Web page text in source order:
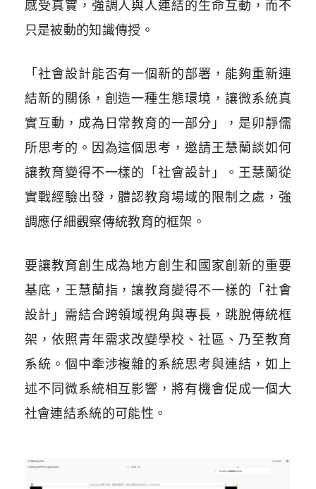
感受真實，強調人與人連結的生命互動，而不
只是被動的知識傳授 。
「社會設計能否有一個新的部署，能夠重新連
結新的關係，創造一種生態環境，讓微系統真
實互動，成為日常教育的一部分」，是卯靜儒
所思考的。因為這個思考，邀請王慧蘭談如何
讓教育變得不一樣的「社會設計」。王慧蘭從
實戰經驗出發，體認教育場域的限制之處，強
調應仔細觀察傳統教育的框架。
要讓教育創生成為地方創生和國家創新的重要
基底，王慧蘭指，讓教育變得不一樣的「社會
設計」需結合跨領域視角與專長，跳脫傳統框
架，依照青年需求改變學校、社區、乃至教育
系統。個中牽涉複雜的系統思考與連結，如上
述不同微系統相互影響，將有機會促成一個大
社會連結系統的可能性。